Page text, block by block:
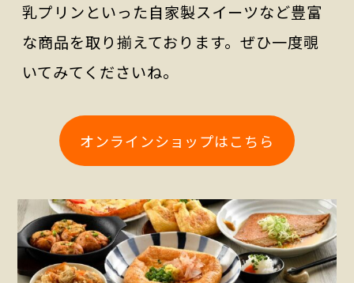
乳プリンといった自家製スイーツなど豊富
な商品を取り揃えております。ぜひ一度覗
いてみてくださいね。
オンラインショップはこちら